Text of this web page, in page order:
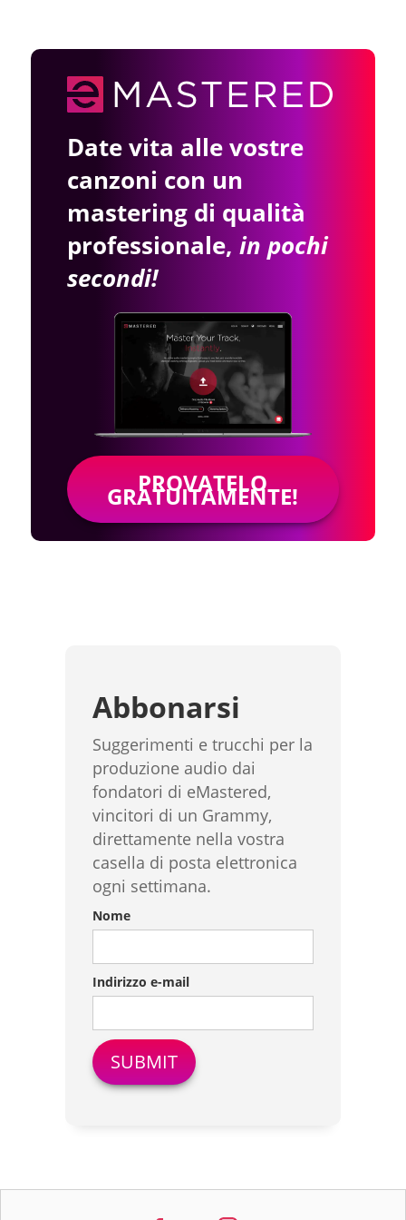
Date vita alle vostre
canzoni con un
mastering di qualità
professionale, in pochi
secondi!
PROVATELO
GRATUITAMENTE!
Abbonarsi
Suggerimenti e trucchi per la
produzione audio dai
fondatori di eMastered,
vincitori di un Grammy,
direttamente nella vostra
casella di posta elettronica
ogni settimana.
Nome
Indirizzo e-mail